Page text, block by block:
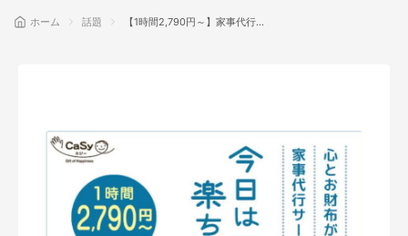
ホーム 話題
【1時間2,790円～】家事代行